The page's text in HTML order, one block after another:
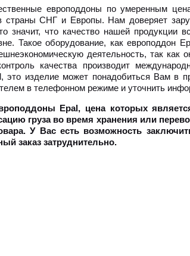
европоддоны по умеренным
страны СНГ и Европы. Нам доверяет
значит, что качество нашей продукции
Такое оборудование, как европоддон
деятельность, так
качества производит
это изделие может понадобиться Вам в
в телефонном режиме и уточнить
Epal, цена которых
груза во время хранения или
У Вас есть возможность
заказ затруднительно.